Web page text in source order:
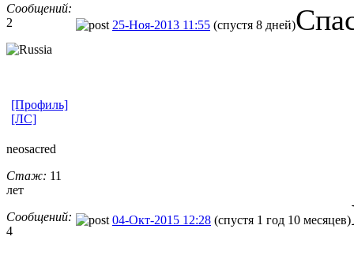
Сообщений:
2
25-Ноя-2013 11:55 (спустя 8 дней)
[Профиль]
[ЛС]
neosacred
Стаж: 11
лет
Сообщений:
4
04-Окт-2015 12:28 (спустя 1 год 10 месяцев)